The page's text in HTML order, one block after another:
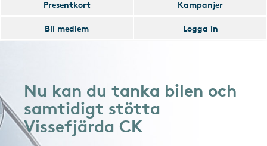
Presentkort
Kampanjer
Bli medlem
Logga in
Nu kan du tanka bilen och
samtidigt stötta
Vissefjärda CK